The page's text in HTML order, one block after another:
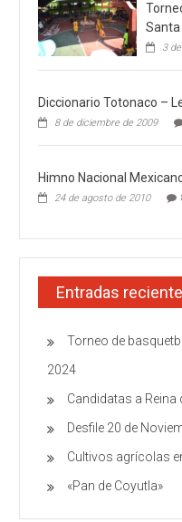
3
Diccionario Totonaco –
8 de diciembre de 2009
Himno Nacional
24 de agosto de 2010
Entradas
Torneo de
2024
Candidatas a Reina
Desfile 20 de
Cultivos agrícolas
«Pan de Coyutla»